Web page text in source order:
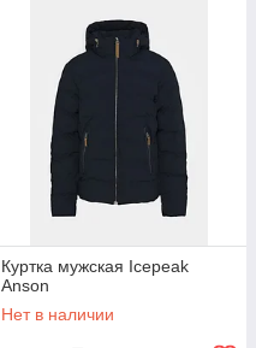
Куртка мужская Icepeak
Anson
Нет в наличии